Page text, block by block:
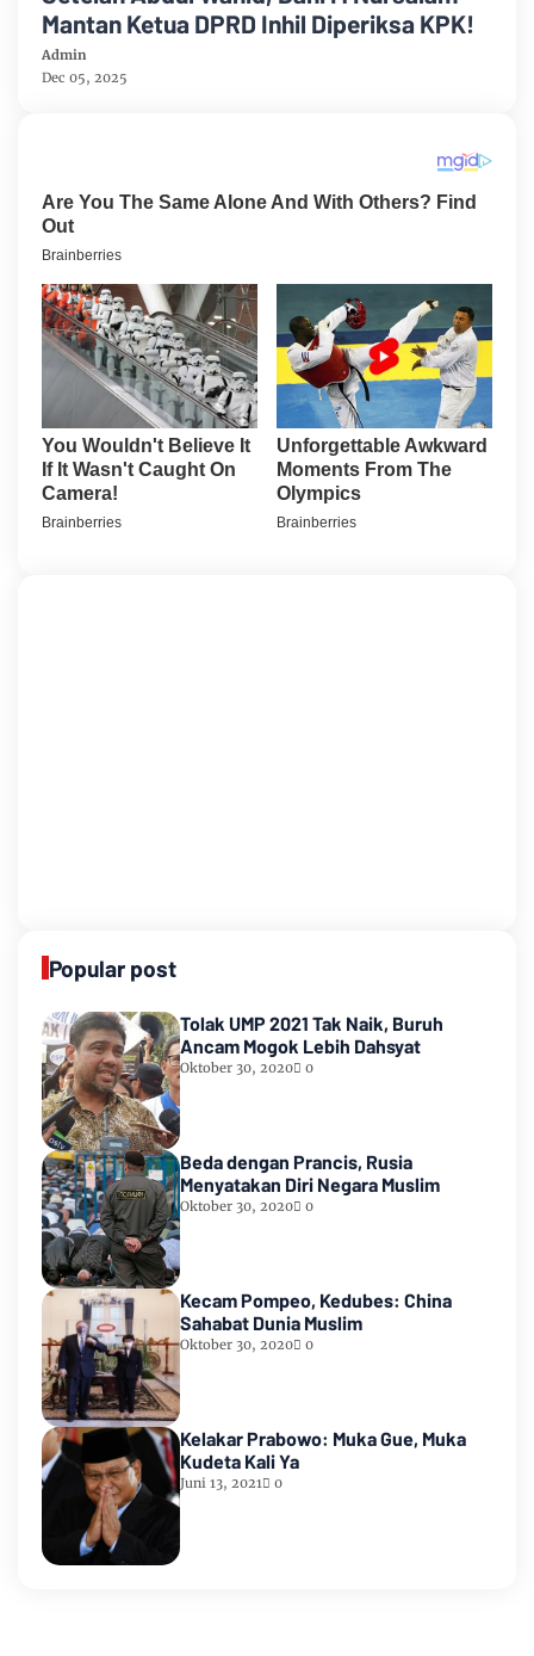
Mantan Ketua DPRD Inhil Diperiksa KPK!
Admin
Dec 05, 2025
Popular post
Tolak UMP 2021 Tak Naik, Buruh
Ancam Mogok Lebih Dahsyat
Oktober 30, 2020 0
Beda dengan Prancis, Rusia
Menyatakan Diri Negara Muslim
Oktober 30, 2020 0
Kecam Pompeo, Kedubes: China
Sahabat Dunia Muslim
Oktober 30, 2020 0
Kelakar Prabowo: Muka Gue, Muka
Kudeta Kali Ya
Juni 13, 2021 0